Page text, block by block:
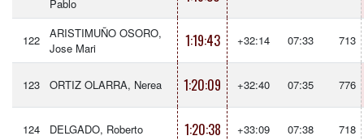
Pablo
122
ARISTIMUÑO OSORO,
Jose Mari
1:19:43 +32:14 07:33 713
123 ORTIZ OLARRA, Nerea 1:20:09 +32:40 07:35 776
124 DELGADO, Roberto 1:20:38 +33:09 07:38 718